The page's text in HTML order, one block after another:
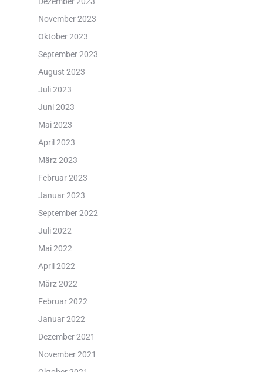
November 2023
Oktober 2023
September 2023
August 2023
Juli 2023
Juni 2023
Mai 2023
April 2023
März 2023
Februar 2023
Januar 2023
September 2022
Juli 2022
Mai 2022
April 2022
März 2022
Februar 2022
Januar 2022
Dezember 2021
November 2021